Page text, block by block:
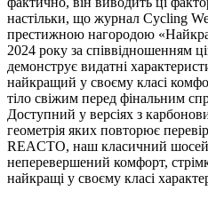
настільки, що журнал Cycling
престижною нагородою
2024 року за співвідношенням
демонструє видатні
найкращий у своєму класі
тіло свіжим перед фінальним
Доступний у версіях з
геометрія яких повторює
REACTO, наш класичний
неперевершений комфорт,
найкращі у своєму класі